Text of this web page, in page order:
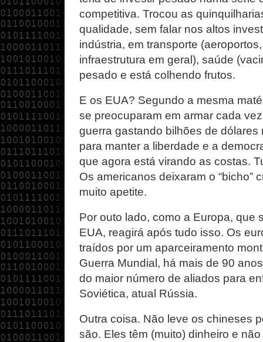
competitiva. Trocou as
qualidade, sem falar nos altos
indústria, em transporte
infraestrutura em geral), saúde
pesado e está colhendo frutos.
E os EUA? Segundo a mesma
se preocuparam em armar cada
guerra gastando bilhões de dólares
para manter a liberdade e a
que agora está virando as costas.
Os americanos deixaram o “bicho”
muito apetite.
Por outo lado, como a Europa, que
EUA, reagirá após tudo isso. Os
traídos por um aparceiramento
Guerra Mundial, há mais de 90
do maior número de aliados para
Soviética, atual Rússia.
Outra coisa. Não leve os chineses
são. Eles têm (muito) dinheiro e